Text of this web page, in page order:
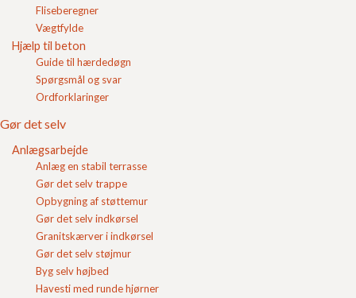
Fliseberegner
Vægtfylde
Hjælp til beton
Guide til hærdedøgn
Spørgsmål og svar
Ordforklaringer
Gør det selv
Anlægsarbejde
Anlæg en stabil terrasse
Gør det selv trappe
Opbygning af støttemur
Gør det selv indkørsel
Granitskærver i indkørsel
Gør det selv støjmur
Byg selv højbed
Havesti med runde hjørner
Fugesand kan som vores andre grus og sand produkter
leveres ibigbags
Indkøbskurv
Gode råd
Betonfliser/belægning
Færdigbeton
Flisebelægning
Find Mængde
Hjælp til beton
Guide til hærdedøgn
Spørgsmål og svar
Levering
Mængder
Størrelser